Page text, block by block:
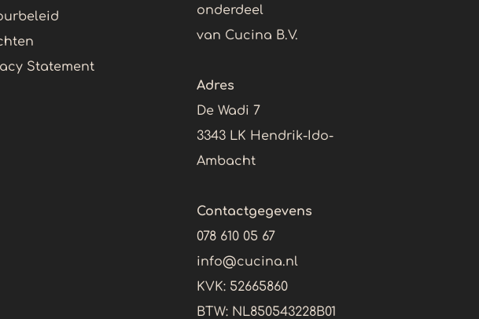
Statement
onderdeel
van Cucina B.V.
Adres
De Wadi 7
3343 LK Hendrik-Ido-
Ambacht
Contactgegevens
078 610 05 67
info@cucina.nl
KVK: 52665860
BTW: NL850543228B01